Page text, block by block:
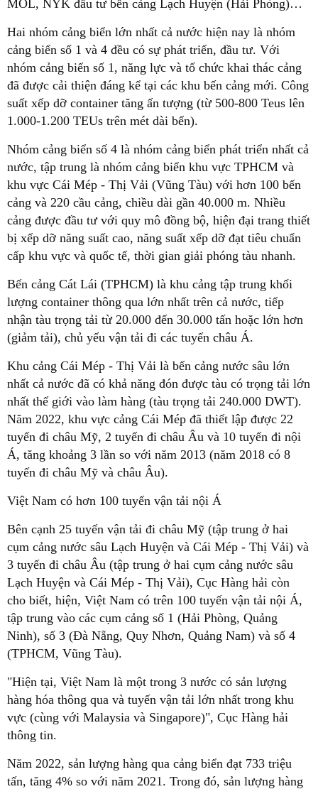
MOL, NYK đầu tư bến cảng Lạch Huyện (Hải Phòng)…
Hai nhóm cảng biển lớn nhất cả nước hiện nay là nhóm
cảng biển số 1 và 4 đều có sự phát triển, đầu tư. Với
nhóm cảng biển số 1, năng lực và tổ chức khai thác cảng
đã được cải thiện đáng kể tại các khu bến cảng mới. Công
suất xếp dỡ container tăng ấn tượng (từ 500-800 Teus lên
1.000-1.200 TEUs trên mét dài bến).
Nhóm cảng biển số 4 là nhóm cảng biển phát triển nhất cả
nước, tập trung là nhóm cảng biển khu vực TPHCM và
khu vực Cái Mép - Thị Vải (Vũng Tàu) với hơn 100 bến
cảng và 220 cầu cảng, chiều dài gần 40.000 m. Nhiều
cảng được đầu tư với quy mô đồng bộ, hiện đại trang thiết
bị xếp dỡ năng suất cao, năng suất xếp dỡ đạt tiêu chuẩn
cấp khu vực và quốc tế, thời gian giải phóng tàu nhanh.
Bến cảng Cát Lái (TPHCM) là khu cảng tập trung khối
lượng container thông qua lớn nhất trên cả nước, tiếp
nhận tàu trọng tải từ 20.000 đến 30.000 tấn hoặc lớn hơn
(giảm tải), chủ yếu vận tải đi các tuyến châu Á.
Khu cảng Cái Mép - Thị Vải là bến cảng nước sâu lớn
nhất cả nước đã có khả năng đón được tàu có trọng tải lớn
nhất thế giới vào làm hàng (tàu trọng tải 240.000 DWT).
Năm 2022, khu vực cảng Cái Mép đã thiết lập được 22
tuyến đi châu Mỹ, 2 tuyến đi châu Âu và 10 tuyến đi nội
Á, tăng khoảng 3 lần so với năm 2013 (năm 2018 có 8
tuyến đi châu Mỹ và châu Âu).
Việt Nam có hơn 100 tuyến vận tải nội Á
Bên cạnh 25 tuyến vận tải đi châu Mỹ (tập trung ở hai
cụm cảng nước sâu Lạch Huyện và Cái Mép - Thị Vải) và
3 tuyến đi châu Âu (tập trung ở hai cụm cảng nước sâu
Lạch Huyện và Cái Mép - Thị Vải), Cục Hàng hải còn
cho biết, hiện, Việt Nam có trên 100 tuyến vận tải nội Á,
tập trung vào các cụm cảng số 1 (Hải Phòng, Quảng
Ninh), số 3 (Đà Nẵng, Quy Nhơn, Quảng Nam) và số 4
(TPHCM, Vũng Tàu).
"Hiện tại, Việt Nam là một trong 3 nước có sản lượng
hàng hóa thông qua và tuyến vận tải lớn nhất trong khu
vực (cùng với Malaysia và Singapore)", Cục Hàng hải
thông tin.
Năm 2022, sản lượng hàng qua cảng biển đạt 733 triệu
tấn, tăng 4% so với năm 2021. Trong đó, sản lượng hàng